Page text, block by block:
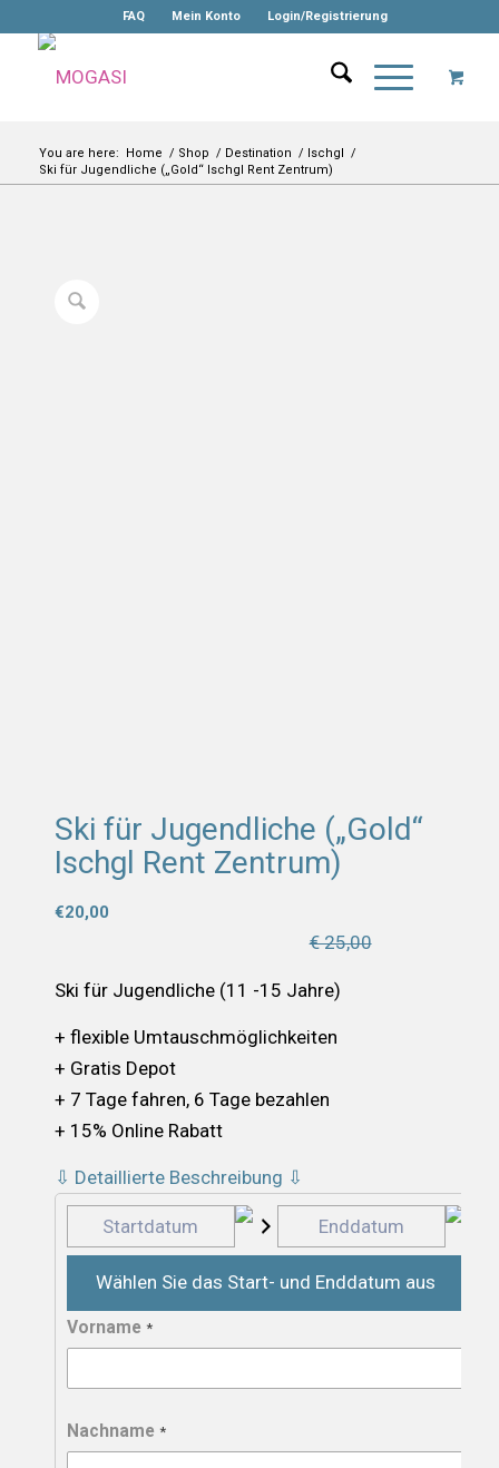
FAQ Mein Konto Login/Registrierung
You are here: Home / Shop / Destination / Ischgl /
Ski für Jugendliche („Gold“ Ischgl Rent Zentrum)
Ski für Jugendliche („Gold“
Ischgl Rent Zentrum)
€20,00
€ 25,00
Ski für Jugendliche (11 -15 Jahre)
+ flexible Umtauschmöglichkeiten
+ Gratis Depot
+ 7 Tage fahren, 6 Tage bezahlen
+ 15% Online Rabatt
⇩ Detaillierte Beschreibung ⇩
Wählen Sie das Start- und Enddatum aus
Vorname *
Nachname *